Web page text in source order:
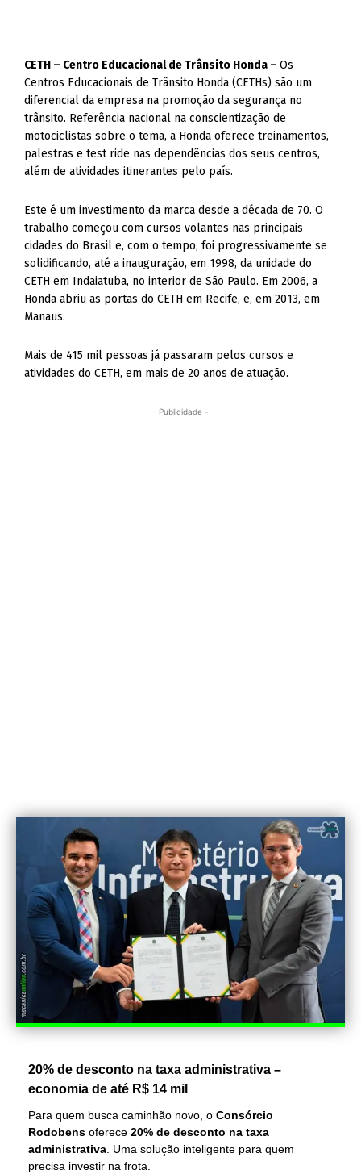
CETH – Centro Educacional de Trânsito Honda –Os
Centros Educacionais de Trânsito Honda (CETHs) são um
diferencial da empresa na promoção da segurança no
trânsito. Referência nacional na conscientização de
motociclistas sobre o tema, a Honda oferece treinamentos,
palestras e test ride nas dependências dos seus centros,
além de atividades itinerantes pelo país.
Este é um investimento da marca desde a década de 70. O
trabalho começou com cursos volantes nas principais
cidades do Brasil e, com o tempo, foi progressivamente se
solidificando, até a inauguração, em 1998, da unidade do
CETH em Indaiatuba, no interior de São Paulo. Em 2006, a
Honda abriu as portas do CETH em Recife, e, em 2013, em
Manaus.
Mais de 415 mil pessoas já passaram pelos cursos e
atividades do CETH, em mais de 20 anos de atuação.
- Publicidade -
20% de desconto na taxa administrativa –
economia de até R$ 14 mil
Para quem busca caminhão novo, o Consórcio
Rodobens oferece 20% de desconto na taxa
administrativa. Uma solução inteligente para quem
precisa investir na frota.